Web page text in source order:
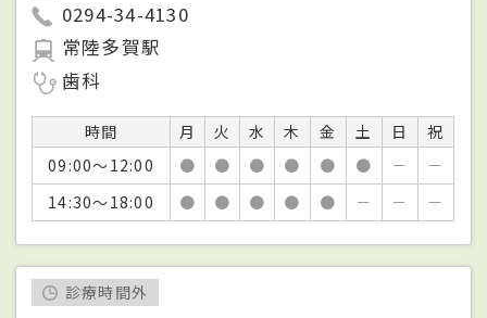
0294-34-4130
常陸多賀駅
歯科
時間 月 火 水 木 金 土 日
祝
09:00～12:00
● ● ● ● ● ● －
－
14:30～18:00
● ● ● ● ● － － －
診療時間外